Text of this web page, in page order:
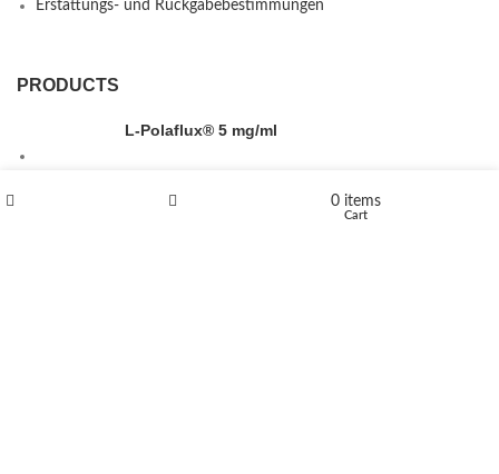
Erstattungs- und Rückgabebestimmungen
PRODUCTS
L-Polaflux® 5 mg/ml
0 items
Cart